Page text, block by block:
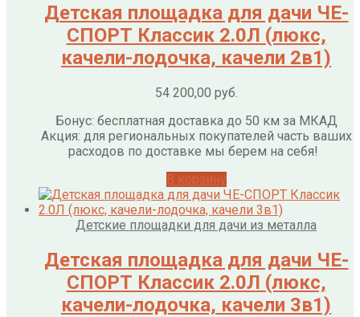
Детская площадка для дачи ЧЕ-
СПОРТ Классик 2.0Л (люкс,
качели-лодочка, качели 2в1)
54 200,00 руб.
Бонус: бесплатная доставка до 50 км за МКАД
Акция: для региональных покупателей часть ваших
расходов по доставке мы берем на себя!
Детские площадки для дачи из металла
Детская площадка для дачи ЧЕ-
СПОРТ Классик 2.0Л (люкс,
качели-лодочка, качели 3в1)